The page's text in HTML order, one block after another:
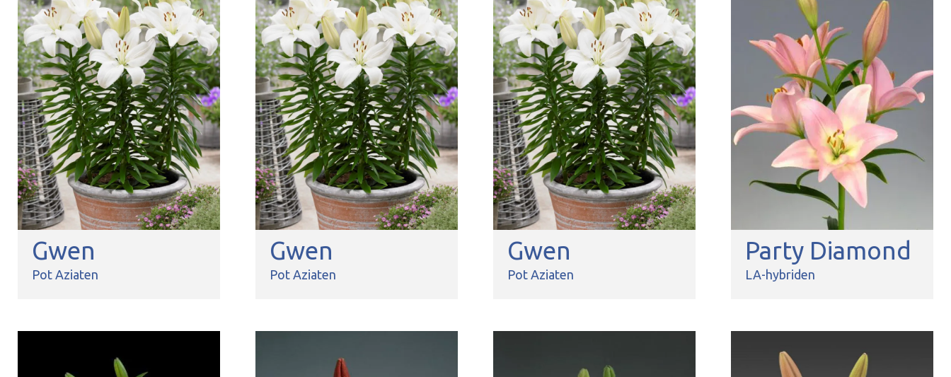
Gwen
Pot Aziaten
Gwen
Pot Aziaten
Gwen
Pot Aziaten
Party Diamond
LA-hybriden